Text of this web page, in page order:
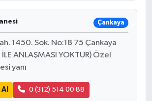
Çankaya
1450. Sok. No:18 75 Çankaya
ANLAŞMASI YOKTUR) Özel
yanı
0 (312) 514 00 88